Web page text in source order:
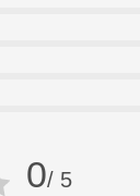
0/ 5